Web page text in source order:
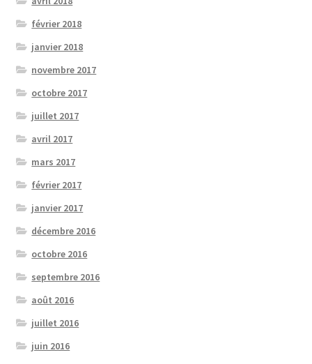
février 2018
janvier 2018
novembre 2017
octobre 2017
juillet 2017
avril 2017
mars 2017
février 2017
janvier 2017
décembre 2016
octobre 2016
septembre 2016
août 2016
juillet 2016
juin 2016